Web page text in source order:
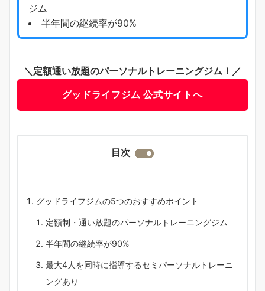
ジム
半年間の継続率が90%
＼定額通い放題のパーソナルトレーニングジム！／
グッドライフジム 公式サイトへ
目次
グッドライフジムの5つのおすすめポイント
定額制・通い放題のパーソナルトレーニングジム
半年間の継続率が90%
最大4人を同時に指導するセミパーソナルトレーニ
ングあり